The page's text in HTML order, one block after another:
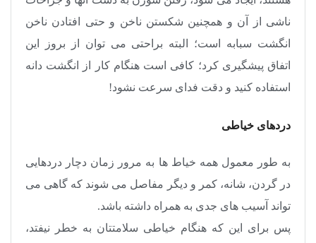
ناشی از آن و همچنین شکستن ناخن و حتی افتادن ناخن
انگشت سبابه است؛ البته براحتی می توان از بروز این
اتفاق پیشگیری کرد؛ کافی است هنگام کار از انگشت دانه
استفاده کنید و دقت فدای سرعت نشود!
دردهای خیاطی
به طور معمول همه خیاط ها به مرور زمان دچار دردهایی
در گردن، شانه، کمر و دیگر مفاصل می شوند که گاهی می
تواند آسیب های جدی به همراه داشته باشد.
پس برای این که هنگام خیاطی سلامتتان به خطر نیفتد،